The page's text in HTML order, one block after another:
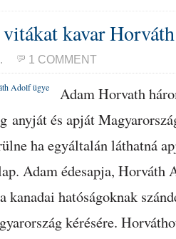
kavar
1 COMMENT
Adam Horvath
anyját és apját
ha egyáltalán láthatná
Adam édesapja, Horváth
kanadai hatóságoknak
kérésére.